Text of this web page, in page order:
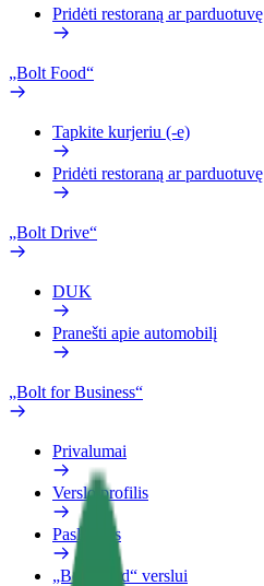
Pridėti restoraną ar parduotuvę
„Bolt Food“
Tapkite kurjeriu (-e)
Pridėti restoraną ar parduotuvę
„Bolt Drive“
DUK
Pranešti apie automobilį
„Bolt for Business“
Privalumai
Verslo profilis
Paslaugos
„Bolt Food“ verslui